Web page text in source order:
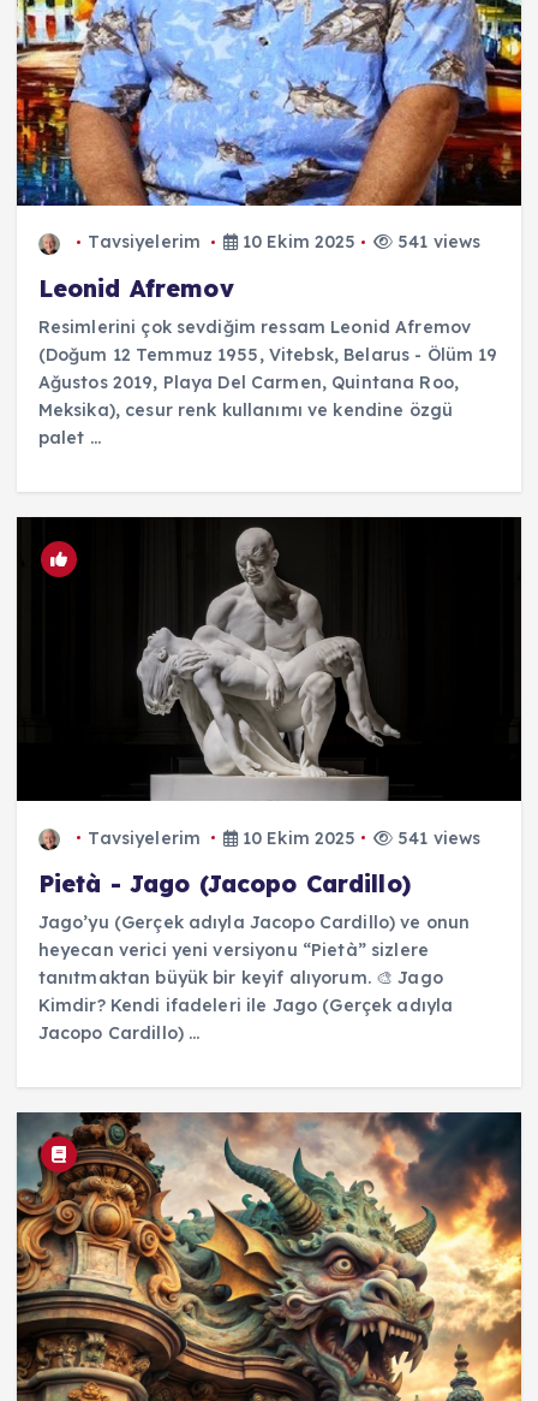
Tavsiyelerim 10 Ekim 2025 541 views
Leonid Afremov
Resimlerini çok sevdiğim ressam Leonid Afremov
(Doğum 12 Temmuz 1955, Vitebsk, Belarus - Ölüm 19
Ağustos 2019, Playa Del Carmen, Quintana Roo,
Meksika), cesur renk kullanımı ve kendine özgü
palet ...
Tavsiyelerim 10 Ekim 2025 541 views
Pietà - Jago (Jacopo Cardillo)
Jago’yu (Gerçek adıyla Jacopo Cardillo) ve onun
heyecan verici yeni versiyonu “Pietà” sizlere
tanıtmaktan büyük bir keyif alıyorum. 🎨 Jago
Kimdir? Kendi ifadeleri ile Jago (Gerçek adıyla
Jacopo Cardillo) ...